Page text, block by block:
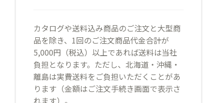
カタログや送料込み商品のご注文と大型商
品を除き、1回のご注文商品代金合計が
5,000円（税込）以上であれば送料は当社
負担となります。ただし、北海道・沖縄・
離島は実費送料をご負担いただくことがあ
ります（金額はご注文手続き画面で表示さ
れます）。